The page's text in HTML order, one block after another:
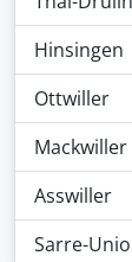
Hinsingen
Ottwiller
Mackwiller
Asswiller
Sarre-